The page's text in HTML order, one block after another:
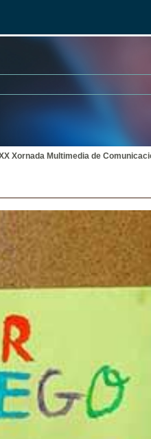
Xornada Multimedia de